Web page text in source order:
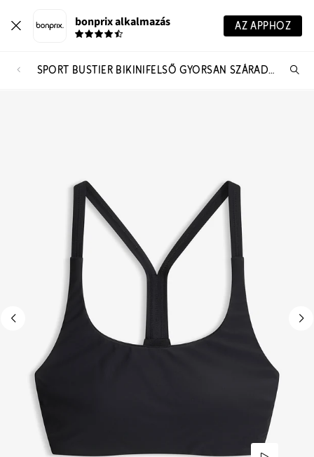
bonprix alkalmazás AZ APPHOZ
SPORT BUSTIER BIKINIFELSŐ GYORSAN SZÁRADÓ ANYAGBÓL